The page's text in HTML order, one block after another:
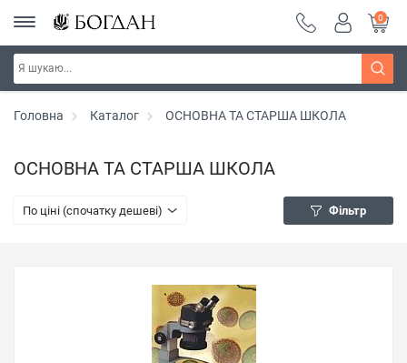
0
Головна Каталог ОСНОВНА ТА СТАРША ШКОЛА
ОСНОВНА ТА СТАРША ШКОЛА
По ціні (спочатку дешеві) Фільтр